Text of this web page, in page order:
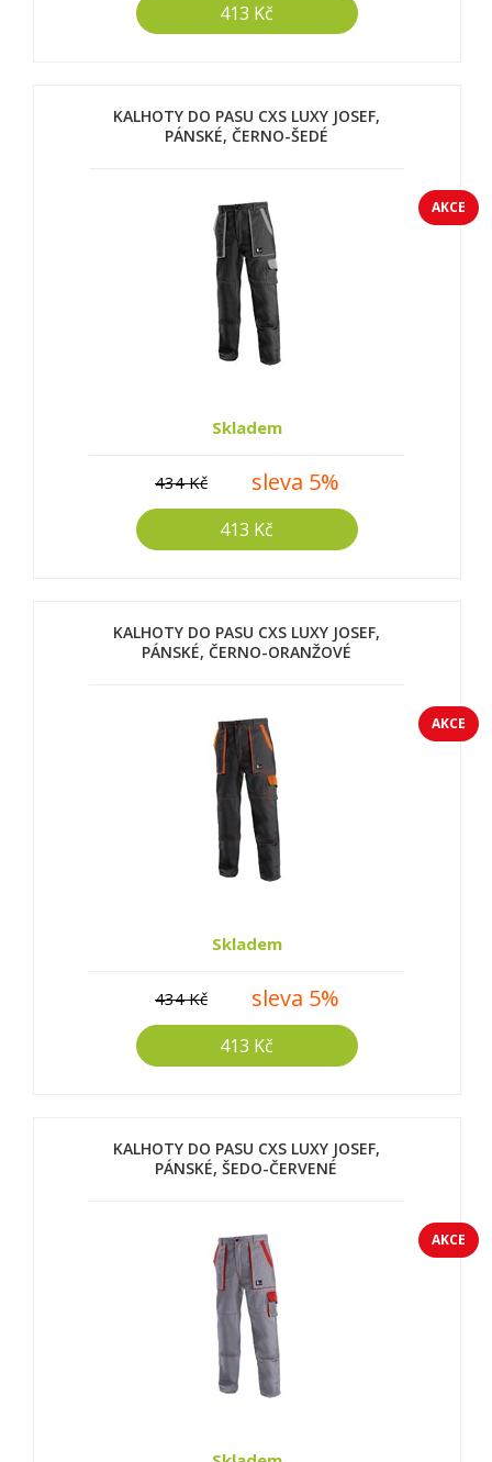
413 Kč
AKCE
KALHOTY DO PASU CXS LUXY JOSEF,
PÁNSKÉ, ČERNO-ŠEDÉ
Skladem
434 Kč sleva 5%
413 Kč
AKCE
KALHOTY DO PASU CXS LUXY JOSEF,
PÁNSKÉ, ČERNO-ORANŽOVÉ
Skladem
434 Kč sleva 5%
413 Kč
AKCE
KALHOTY DO PASU CXS LUXY JOSEF,
PÁNSKÉ, ŠEDO-ČERVENÉ